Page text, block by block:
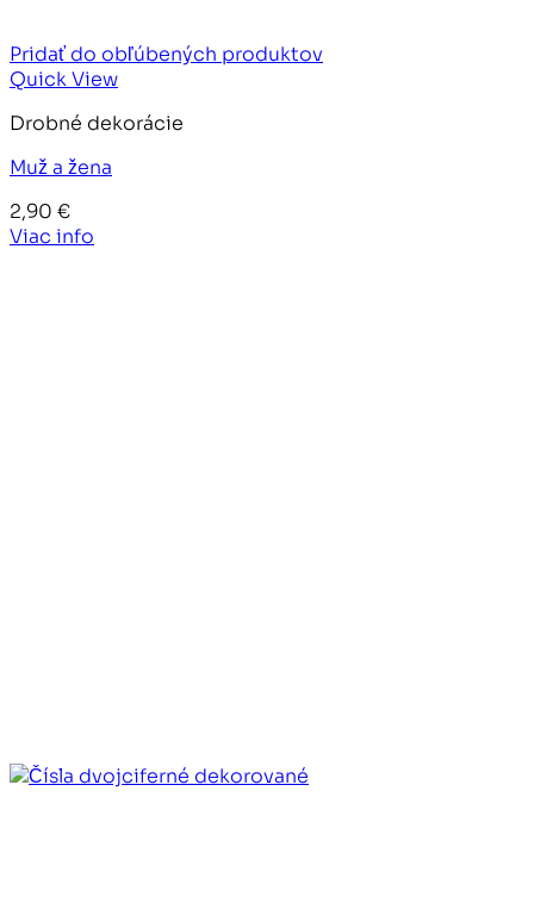
Pridať do obľúbených produktov
Quick View
Drobné dekorácie
Muž a žena
2,90 €
Viac info